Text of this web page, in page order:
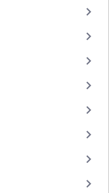
keyboard_arrow_right
keyboard_arrow_right
keyboard_arrow_right
keyboard_arrow_right
keyboard_arrow_right
keyboard_arrow_right
keyboard_arrow_right
keyboard_arrow_right